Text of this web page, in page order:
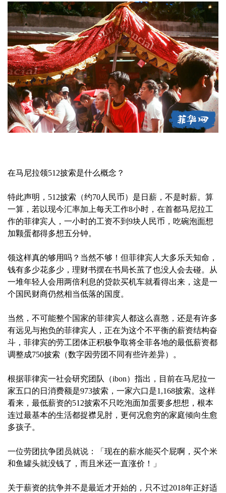
在马尼拉领512披索是什么概念？
特此声明，512披索（约70人民币）是日薪，不是时薪。算
一算，若以现今汇率加上每天工作8小时，在首都马尼拉工
作的菲律宾人，一小时的工资不到9块人民币，吃碗泡面想
加颗蛋都得多想五分钟。
领这样真的够用吗？当然不够！但菲律宾人大多乐天知命，
钱有多少花多少，理财书摆在书局长茧了也没人会去碰。从
一堆年轻人会用两倍利息的贷款买机车就看得出来，这是一
个国民财商仍然相当低落的国度。
当然，不可能整个国家的菲律宾人都这么喜憨，还是有许多
有远见与抱负的菲律宾人，正在为这个不平衡的薪资结构奋
斗，菲律宾的劳工团体正积极争取将全菲各地的最低薪资都
调整成750披索（数字因劳团不同有些许差异）。
根据菲律宾一社会研究团队（ibon）指出，目前在马尼拉一
家五口的日消费额是973披索，一家六口是1,168披索。这样
看来，最低薪资的512披索不只吃泡面加蛋要多想想，根本
连过最基本的生活都捉襟见肘，更何况愈穷的家庭倾向生愈
多孩子。
一位劳团抗争团员就说：「现在的薪水能买个屁啊，买个米
和鱼罐头就没钱了，而且米还一直涨价！」
关于薪资的抗争并不是最近才开始的，只不过2018年正好适